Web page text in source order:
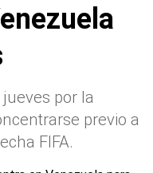
por la
previo a
FIFA.